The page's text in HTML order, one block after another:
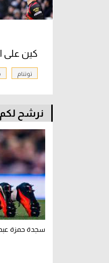
كين على
توتنام
نرشح لكم
سجدة حمزة عبد